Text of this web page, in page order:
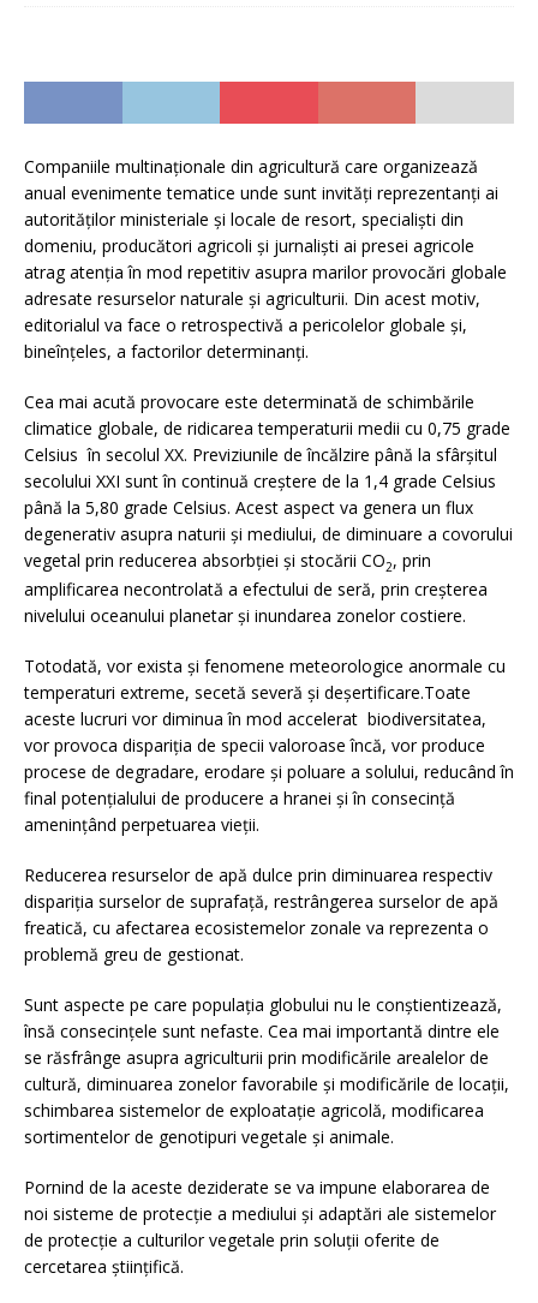
Companiile multinaţionale din agricultură care organizează
anual evenimente tematice unde sunt invităţi reprezentanţi ai
autorităţilor ministeriale şi locale de resort, specialişti din
domeniu, producători agricoli şi jurnalişti ai presei agricole
atrag atenţia în mod repetitiv asupra marilor provocări globale
adresate resurselor naturale şi agriculturii. Din acest motiv,
editorialul va face o retrospectivă a pericolelor globale şi,
bineînţeles, a factorilor determinanţi.
Cea mai acută provocare este determinată de schimbările
climatice globale, de ridicarea temperaturii medii cu 0,75 grade
Celsius în secolul XX. Previziunile de încălzire până la sfârşitul
secolului XXI sunt în continuă creştere de la 1,4 grade Celsius
până la 5,80 grade Celsius. Acest aspect va genera un flux
degenerativ asupra naturii şi mediului, de diminuare a covorului
vegetal prin reducerea absorbţiei şi stocării CO2, prin
amplificarea necontrolată a efectului de seră, prin creşterea
nivelului oceanului planetar şi inundarea zonelor costiere.
Totodată, vor exista şi fenomene meteorologice anormale cu
temperaturi extreme, secetă severă şi deşertificare.Toate
aceste lucruri vor diminua în mod accelerat biodiversitatea,
vor provoca dispariţia de specii valoroase încă, vor produce
procese de degradare, erodare şi poluare a solului, reducând în
final potenţialului de producere a hranei şi în consecinţă
ameninţând perpetuarea vieţii.
Reducerea resurselor de apă dulce prin diminuarea respectiv
dispariţia surselor de suprafaţă, restrângerea surselor de apă
freatică, cu afectarea ecosistemelor zonale va reprezenta o
problemă greu de gestionat.
Sunt aspecte pe care populaţia globului nu le conştientizează,
însă consecinţele sunt nefaste. Cea mai importantă dintre ele
se răsfrânge asupra agriculturii prin modificările arealelor de
cultură, diminuarea zonelor favorabile şi modificările de locaţii,
schimbarea sistemelor de exploataţie agricolă, modificarea
sortimentelor de genotipuri vegetale şi animale.
Pornind de la aceste deziderate se va impune elaborarea de
noi sisteme de protecţie a mediului şi adaptări ale sistemelor
de protecţie a culturilor vegetale prin soluţii oferite de
cercetarea ştiinţifică.